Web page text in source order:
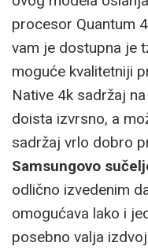
procesor Quantum
vam je dostupna je
moguće kvalitetniji
Native 4k sadržaj
doista izvrsno, a
sadržaj vrlo dobro
Samsungovo
odlično izvedenim
omogućava lako i
posebno valja